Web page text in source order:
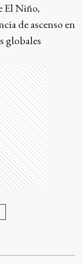
El Niño,
de ascenso en
globales